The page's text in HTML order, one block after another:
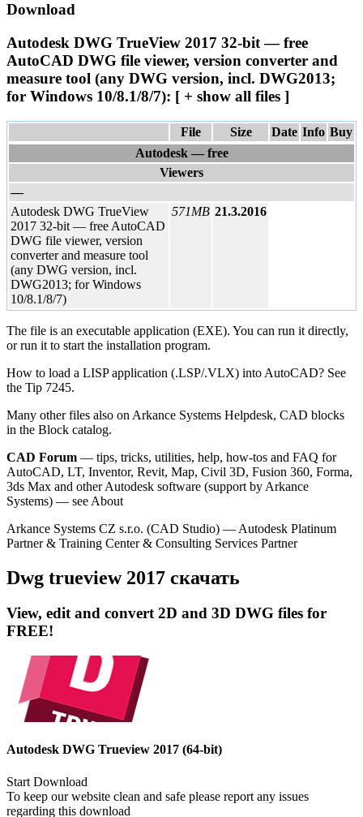
Download
Autodesk DWG TrueView 2017 32-bit — free
AutoCAD DWG file viewer, version converter and
measure tool (any DWG version, incl. DWG2013;
for Windows 10/8.1/8/7): [ + show all files ]
File Size Date Info Buy
Autodesk — free
Viewers
—
Autodesk DWG TrueView
2017 32-bit — free AutoCAD
DWG file viewer, version
converter and measure tool
(any DWG version, incl.
DWG2013; for Windows
10/8.1/8/7)
571MB 21.3.2016
The file is an executable application (EXE). You can run it directly,
or run it to start the installation program.
How to load a LISP application (.LSP/.VLX) into AutoCAD? See
the Tip 7245.
Many other files also on Arkance Systems Helpdesk, CAD blocks
in the Block catalog.
CAD Forum — tips, tricks, utilities, help, how-tos and FAQ for
AutoCAD, LT, Inventor, Revit, Map, Civil 3D, Fusion 360, Forma,
3ds Max and other Autodesk software (support by Arkance
Systems) — see About
Arkance Systems CZ s.r.o. (CAD Studio) — Autodesk Platinum
Partner & Training Center & Consulting Services Partner
Dwg trueview 2017 скачать
View, edit and convert 2D and 3D DWG files for
FREE!
Autodesk DWG Trueview 2017 (64-bit)
Start Download
To keep our website clean and safe please report any issues
regarding this download